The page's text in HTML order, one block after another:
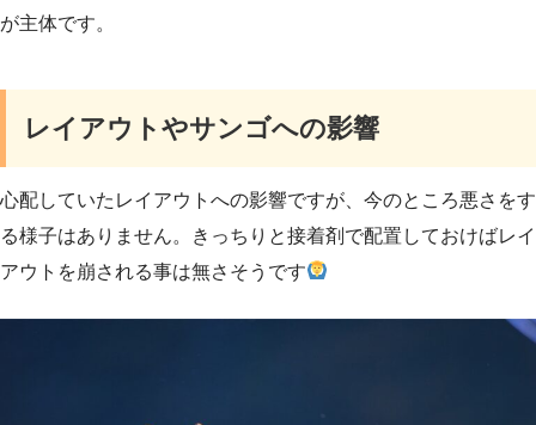
が主体です。
レイアウトやサンゴへの影響
心配していたレイアウトへの影響ですが、今のところ悪さをす
る様子はありません。きっちりと接着剤で配置しておけばレイ
アウトを崩される事は無さそうです